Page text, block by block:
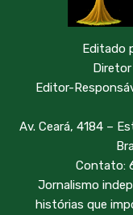
Editado
Editor-
Av. Ceará, 4184 –
Contato:
Jornalismo
histórias que